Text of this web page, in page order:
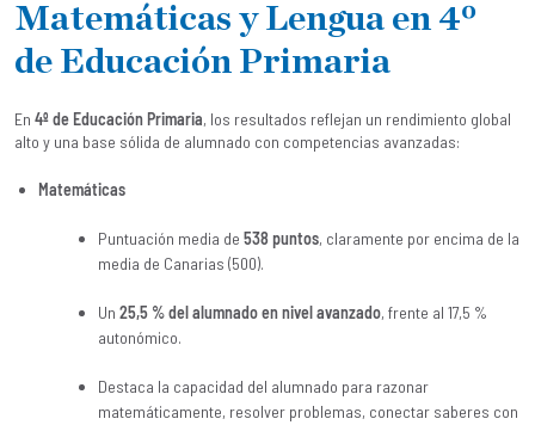
Matemáticas y Lengua en 4º
de Educación Primaria
En 4º de Educación Primaria, los resultados reflejan un rendimiento global
alto y una base sólida de alumnado con competencias avanzadas:
Matemáticas
Puntuación media de 538 puntos, claramente por encima de la
media de Canarias (500).
Un 25,5 % del alumnado en nivel avanzado, frente al 17,5 %
autonómico.
Destaca la capacidad del alumnado para razonar
matemáticamente, resolver problemas, conectar saberes con